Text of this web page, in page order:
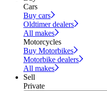
Cars
Buy cars
Oldtimer dealers
All makes
Motorcycles
Buy Motorbikes
Motorbike dealers
All makes
Sell
Private